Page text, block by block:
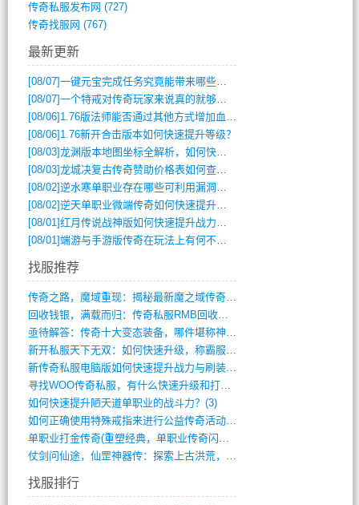
传奇私服发布网 (727)
传奇找服网 (767)
最新更新
[08/07]一键元宝完成任务究竟能带来哪些超值优势？
[08/07]一个特戒对传奇玩家来说真的就够用了吗？
[08/06] 1.76版法师能否通过其他方式增加血量？
[08/06] 1.76新开合击版本如何快速提升等级？
[08/03]龙渊版本地图坐标全解析，如何快速定位BOSS位置？
[08/03]龙城决复古传奇赞助价格表如何查询？
[08/02]逆水寒单职业存在哪些可利用漏洞？如何快速提升战力？
[08/02]逆天单职业微端传奇如何快速提升战力？新手必看攻略
[08/01]红月传说战神版如何快速提升战力？新手攻略全解析？
[08/01]端游与手游版传奇在玩法上有何不同？
找服推荐
传奇之路，魔域重现：揭秘最新魔之域传奇攻(712)
回收钱银，满载而归：传奇私服RMB回收装(548)
亟待解答：传奇十大变态装备，哪件堪称神器(347)
新开私服天下无双：如何快速升级，称霸服务(681)
新传奇私服电脑版如何快速提升战力与刷装备(835)
寻找WOO传奇私服，有什么快速升级和打宝(864)
如何快速提升陋天道单职业的战斗力？(3)
如何正确使用特殊戒指来进行公益传奇活动？(10)
单职业打金传奇(重塑经典，单职业传奇闪耀(10)
仗剑问仙途，仙罡神器传：探索上古洪荒，揭(813)
找服排行